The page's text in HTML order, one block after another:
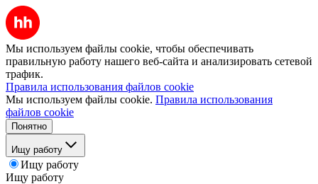
Мы используем файлы cookie, чтобы обеспечивать
правильную работу нашего веб-сайта и анализировать сетевой
трафик.
Правила использования файлов cookie
Мы используем файлы cookie. Правила использования
файлов cookie
Понятно
Ищу работу
Ищу работу
Ищу работу